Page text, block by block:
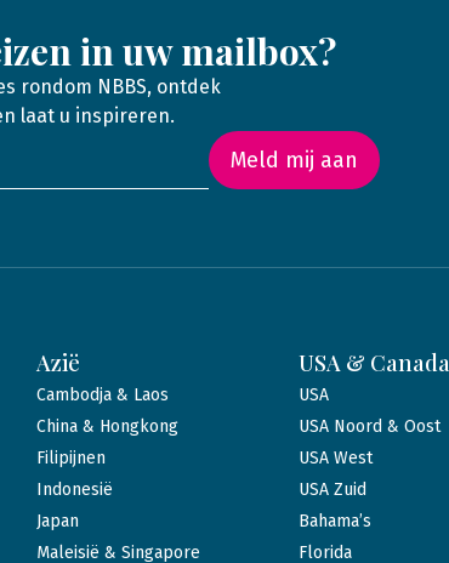
in uw mailbox?
rondom NBBS, ontdek
laat u inspireren.
Meld mij aan
Azië
Cambodja & Laos
China & Hongkong
Filipijnen
Indonesië
Japan
Maleisië & Singapore
USA & Canada
USA
USA Noord & Oost
USA West
USA Zuid
Bahama’s
Florida